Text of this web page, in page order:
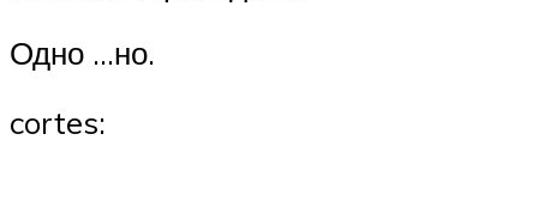
Одно …но.
cortes: